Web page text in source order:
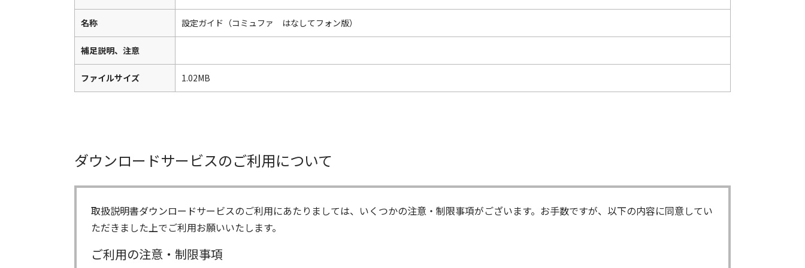
名称 設定ガイド（コミュファ はなしてフォン版）
補足説明、注意
ファイルサイズ 1.02MB
ダウンロードサービスのご利用について
取扱説明書ダウンロードサービスのご利用にあたりましては、いくつかの注意・制限事項がございます。お手数ですが、以下の内容に同意してい
ただきました上でご利用お願いいたします。
ご利用の注意・制限事項